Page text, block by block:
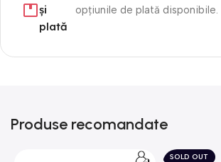
și
plată
opțiunile de plată disponibile.
Produse recomandate
SOLD OUT